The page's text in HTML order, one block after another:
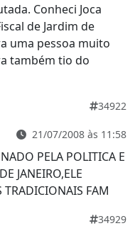
Conheci Joca
de Jardim de
uma pessoa muito
também tio do
34922
21/07/2008 às 11:58
PELA POLITICA E
JANEIRO,ELE
TRADICIONAIS FAM
34929